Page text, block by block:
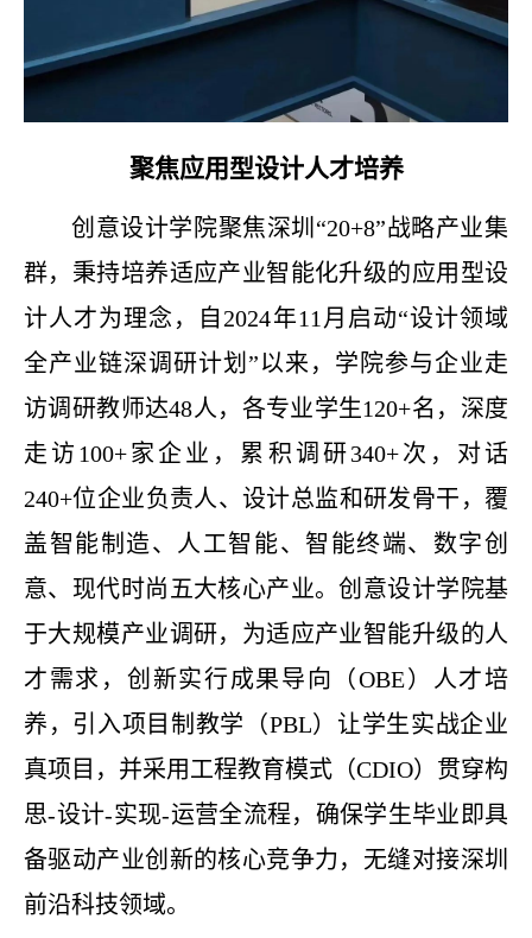
聚焦应用型设计人才培养
创意设计学院聚焦深圳 “20+8”战略产业集
群，秉持培养适应产业智能化升级的应用型设
计人才为理念，自 2024年11月启动“设计领域
全产业链深调研计划”以来，学院参与企业走
访调研教师达48人，各专业学生120+名，深度
走访100+家企业，累积调研340+次，对话
240+位企业负责人、设计总监和研发骨干，覆
盖智能制造、人工智能、智能终端、数字创
意、现代时尚五大核心产业。创意设计学院基
于大规模产业调研，为适应产业智能升级的人
才需求，创新实行成果导向（OBE）人才培
养，引入项目制教学（PBL）让学生实战企业
真项目，并采用工程教育模式（CDIO）贯穿构
思-设计-实现-运营全流程，确保学生毕业即具
备驱动产业创新的核心竞争力，无缝对接深圳
前沿科技领域。